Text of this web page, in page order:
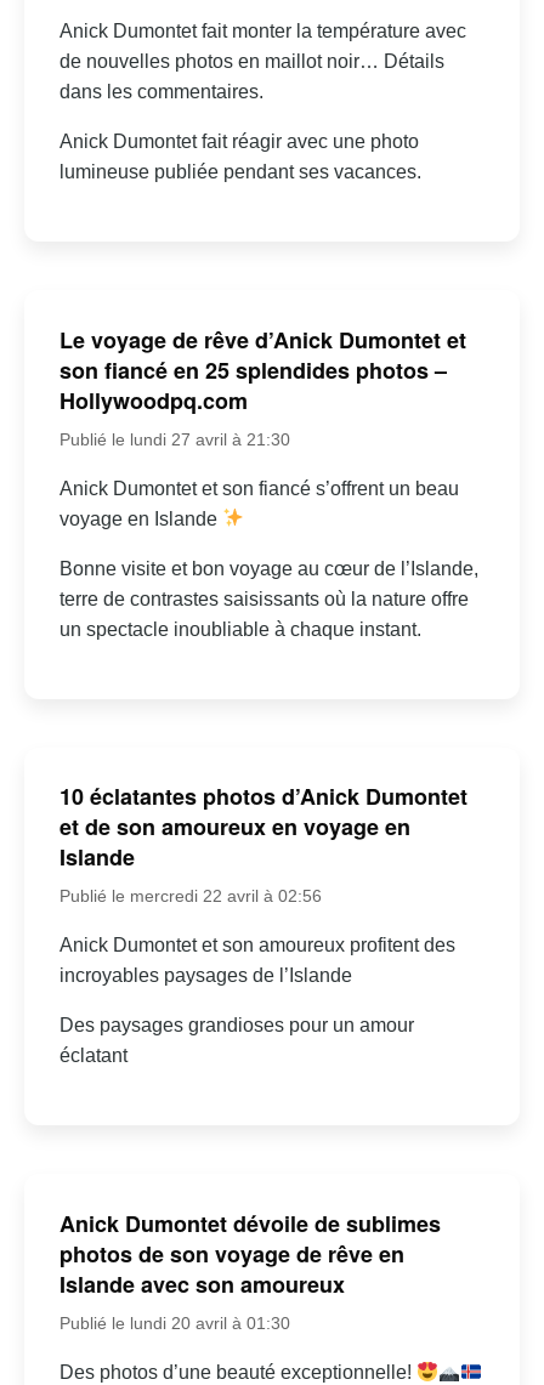
Anick Dumontet fait monter la température avec
de nouvelles photos en maillot noir… Détails
dans les commentaires.
Anick Dumontet fait réagir avec une photo
lumineuse publiée pendant ses vacances.
Le voyage de rêve d’Anick Dumontet et
son fiancé en 25 splendides photos –
Hollywoodpq.com
Publié le lundi 27 avril à 21:30
Anick Dumontet et son fiancé s’offrent un beau
voyage en Islande
Bonne visite et bon voyage au cœur de l’Islande,
terre de contrastes saisissants où la nature offre
un spectacle inoubliable à chaque instant.
10 éclatantes photos d’Anick Dumontet
et de son amoureux en voyage en
Islande
Publié le mercredi 22 avril à 02:56
Anick Dumontet et son amoureux profitent des
incroyables paysages de l’Islande
Des paysages grandioses pour un amour
éclatant
Anick Dumontet dévoile de sublimes
photos de son voyage de rêve en
Islande avec son amoureux
Publié le lundi 20 avril à 01:30
Des photos d’une beauté exceptionnelle!